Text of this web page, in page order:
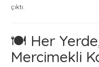
çıktı.
🍽️ Her
Mercimekli